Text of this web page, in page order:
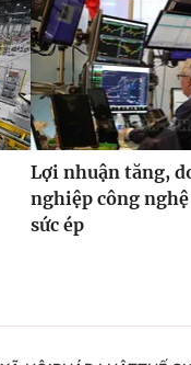
Lợi nhuận tăng,
nghiệp công
sức ép